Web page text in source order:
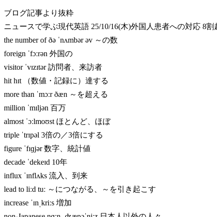
ブログ記事より抜粋
ニュースで学ぶ現代英語 25/10/16(木)外国人患者への対応 8割
the number of ðə ˈnʌmbər əv ～の数
foreign ˈfɔːrən 外国の
visitor ˈvɪzɪtər 訪問者、来訪者
hit hɪt （数値・記録に）達する
more than ˈmɔːr ðæn ～を超える
million ˈmɪljən 百万
almost ˈɔːlmoʊst ほとんど、ほぼ
triple ˈtrɪpəl 3倍の／3倍にする
figure ˈfɪɡjər 数字、統計値
decade ˈdekeɪd 10年
influx ˈɪnflʌks 流入、到来
lead to liːd tuː ～につながる、～を引き起こす
increase ˈɪnˌkriːs 増加